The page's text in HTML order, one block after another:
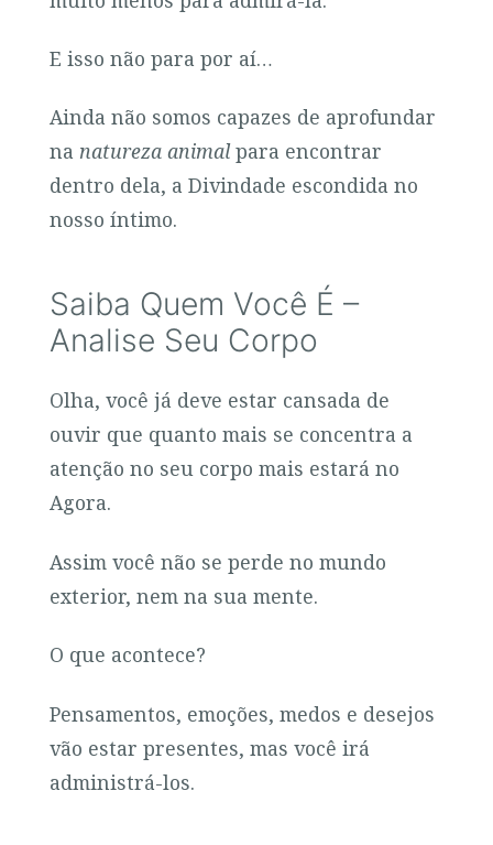
E isso não para por aí…
Ainda não somos capazes de aprofundar
na natureza animalpara encontrar
dentro dela, a Divindade escondida no
nosso íntimo.
Saiba Quem Você É –
Analise Seu Corpo
Olha, você já deve estar cansada de
ouvir que quanto mais se concentra a
atenção no seu corpo mais estará no
Agora.
Assim você não se perde no mundo
exterior, nem na sua mente.
O que acontece?
Pensamentos, emoções, medos e desejos
vão estar presentes, mas você irá
administrá-los.